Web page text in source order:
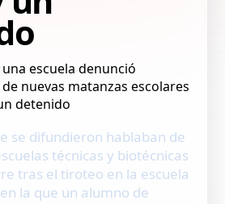
se difundieron hablaban de
técnicas y biotécnicas
tras el tiroteo en la escuela
la que un alumno de